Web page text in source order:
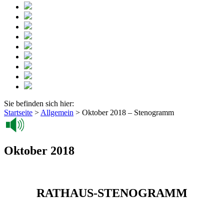
Sie befinden sich hier:
Startseite > Allgemein > Oktober 2018 – Stenogramm
Oktober 2018
RATHAUS-STENOGRAMM